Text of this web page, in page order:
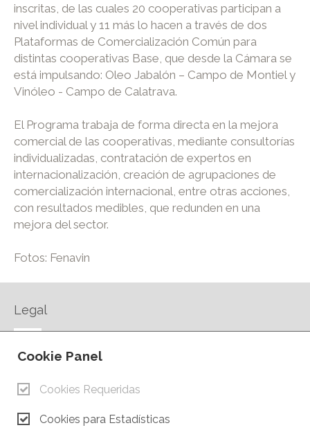
inscritas, de las cuales 20 cooperativas participan a
nivel individual y 11 más lo hacen a través de dos
Plataformas de Comercialización Común para
distintas cooperativas Base, que desde la Cámara se
está impulsando: Oleo Jabalón – Campo de Montiel y
Vinóleo - Campo de Calatrava.
El Programa trabaja de forma directa en la mejora
comercial de las cooperativas, mediante consultorías
individualizadas, contratación de expertos en
internacionalización, creación de agrupaciones de
comercialización internacional, entre otras acciones,
con resultados medibles, que redunden en una
mejora del sector.
Fotos: Fenavin
Legal
AVISO LEGAL
CONTACTO
Cookie Panel
Cookies Requeridas
Cookies para Estadísticas